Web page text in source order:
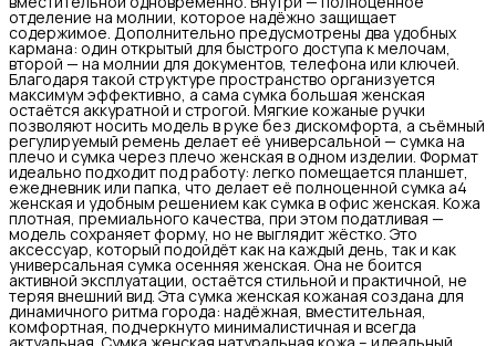
отделение на молнии, которое надёжно защищает
содержимое. Дополнительно предусмотрены два удобных
кармана: один открытый для быстрого доступа к мелочам,
второй — на молнии для документов, телефона или ключей.
Благодаря такой структуре пространство организуется
максимум эффективно, а сама сумка большая женская
остаётся аккуратной и строгой. Мягкие кожаные ручки
позволяют носить модель в руке без дискомфорта, а съёмный
регулируемый ремень делает её универсальной — сумка на
плечо и сумка через плечо женская в одном изделии. Формат
идеально подходит под работу: легко помещается планшет,
ежедневник или папка, что делает её полноценной сумка а4
женская и удобным решением как сумка в офис женская. Кожа
плотная, премиального качества, при этом податливая —
модель сохраняет форму, но не выглядит жёстко. Это
аксессуар, который подойдёт как на каждый день, так и как
универсальная сумка осенняя женская. Она не боится
активной эксплуатации, остаётся стильной и практичной, не
теряя внешний вид. Эта сумка женская кожаная создана для
динамичного ритма города: надёжная, вместительная,
комфортная, подчеркнуто минималистичная и всегда